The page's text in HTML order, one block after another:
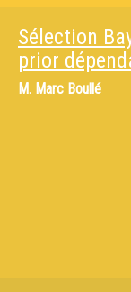
Sélection
prior
M. Marc Boullé